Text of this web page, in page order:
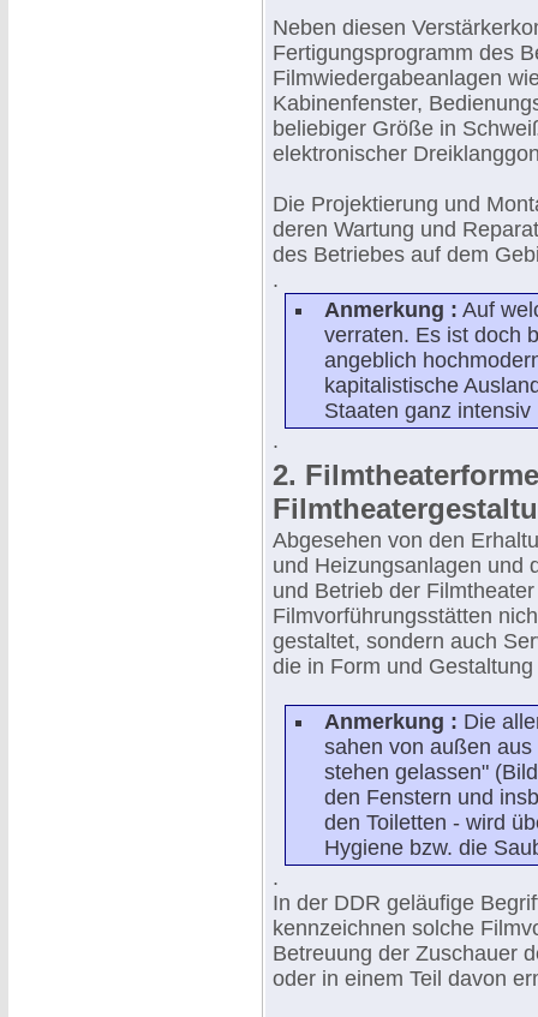
Neben diesen
Fertigungsprogramm des
Filmwiedergabeanlagen
Kabinenfenster,
beliebiger Größe in
elektronischer
Die Projektierung und
deren Wartung und
des Betriebes auf dem
.
Anmerkung : Auf
verraten. Es ist doch
angeblich
kapitalistische
Staaten ganz
.
2.
Abgesehen von den
und Heizungsanlagen und
und Betrieb der
Filmvorführungsstätten
gestaltet, sondern auch
die in Form und
Anmerkung : Die
sahen von außen
stehen gelassen"
den Fenstern und
den Toiletten - wird
Hygiene bzw. die
.
In der DDR geläufige
kennzeichnen solche
Betreuung der Zuschauer
oder in einem Teil davon